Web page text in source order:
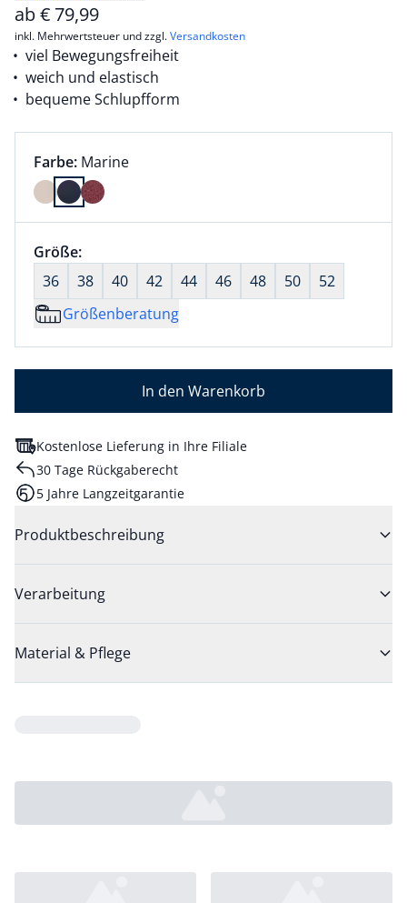
ab€ 79,99
inkl. Mehrwertsteuer und zzgl.Versandkosten
viel Bewegungsfreiheit
weich und elastisch
bequeme Schlupfform
Farbauswahl:
Farbe: aktuell ausgewählt:
Marine
Farbe Marine ausgewählt
Größenauswahl:
Größe:nichts ausgewählt
36
38 40 42 44 46 48 50
52
Größenberatung
In den Warenkorb
Kostenlose Lieferung in Ihre Filiale
30 Tage Rückgaberecht
5 Jahre Langzeitgarantie
Produktbeschreibung
Verarbeitung
Material & Pflege